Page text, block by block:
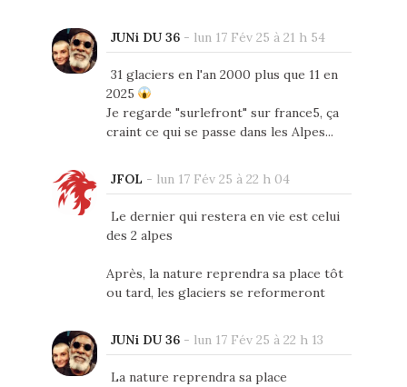
JUNi DU 36- lun 17 Fév 25 à 21 h 54
31 glaciers en l'an 2000 plus que 11 en
2025
Je regarde "surlefront" sur france5, ça
craint ce qui se passe dans les Alpes...
JFOL - lun 17 Fév 25 à 22 h 04
Le dernier qui restera en vie est celui
des 2 alpes
Après, la nature reprendra sa place tôt
ou tard, les glaciers se reformeront
JUNi DU 36- lun 17 Fév 25 à 22 h 13
La nature reprendra sa place